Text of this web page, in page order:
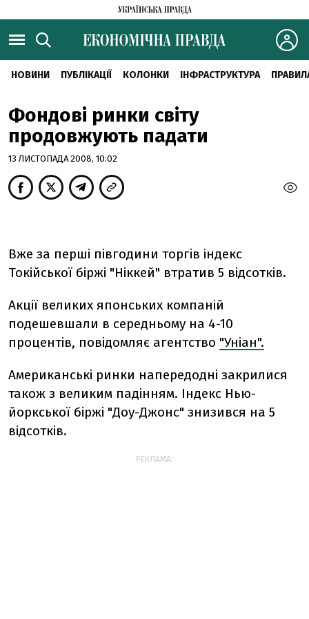
НОВИНИ ПУБЛІКАЦІЇ КОЛОНКИ ІНФРАСТРУКТУРА
Фондові ринки світу
продовжують падати
13 ЛИСТОПАДА 2008, 10:02
Вже за перші півгодини торгів індекс
Токійської біржі "Ніккей" втратив 5 відсотків.
Акції великих японських компаній
подешевшали в середньому на 4-10
процентів, повідомляє агентство "Уніан".
Американські ринки напередодні закрилися
також з великим падінням. Індекс Нью-
йоркської біржі "Доу-Джонс" знизився на 5
відсотків.
РЕКЛАМА: